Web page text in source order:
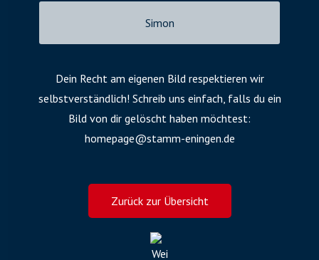
Simon
Dein Recht am eigenen Bild respektieren wir
selbstverständlich! Schreib uns einfach, falls du ein
Bild von dir gelöscht haben möchtest:
homepage@stamm-eningen.de
Zurück zur Übersicht